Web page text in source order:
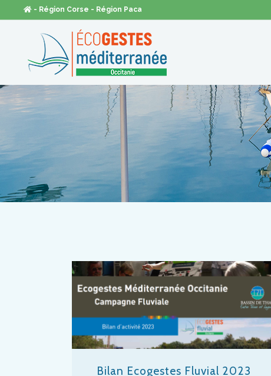
- Région Corse - Région Paca
Bilan Ecogestes Fluvial 2023